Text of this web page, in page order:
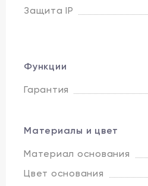
Защита IP
Функции
Гарантия
Материалы и цвет
Материал основания
Цвет основания